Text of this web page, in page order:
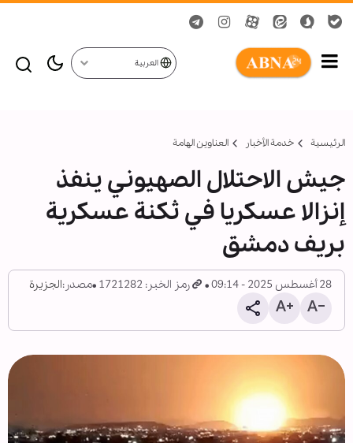
العربية
الرئيسية خدمة الأخبار العناوين الهامة
جيش الاحتلال الصهيوني ينفذ
إنزالا عسكريا في ثكنة عسكرية
بريف دمشق
28 أغسطس 2025 - 09:14 رمز الخبر: 1721282 مصدر:الجزيرة